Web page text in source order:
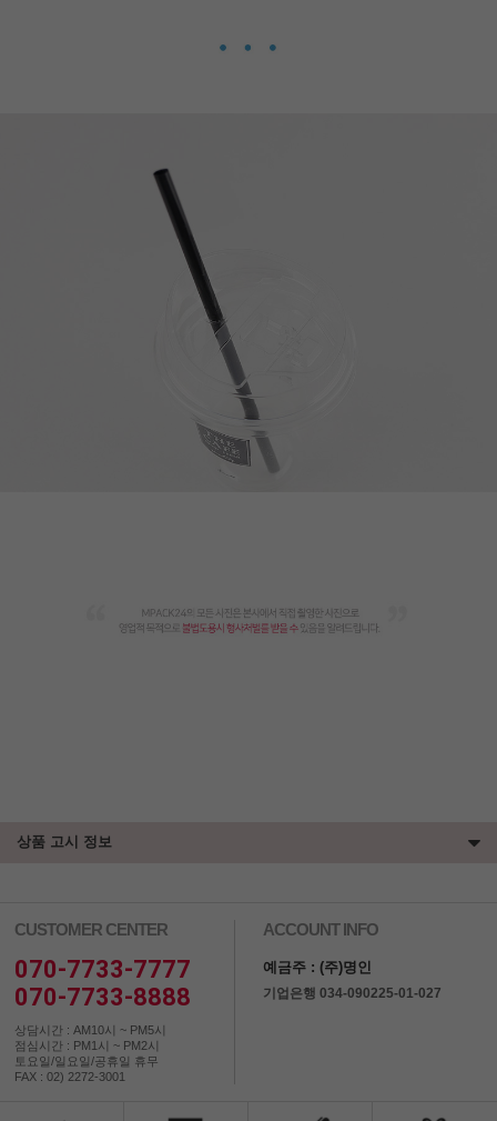
상품 고시 정보
CUSTOMER CENTER
070-7733-7777
070-7733-8888
상담시간 : AM10시 ~ PM5시
점심시간 : PM1시 ~ PM2시
토요일/일요일/공휴일 휴무
FAX : 02) 2272-3001
ACCOUNT INFO
예금주 : (주)명인
기업은행 034-090225-01-027